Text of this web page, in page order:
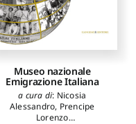
Museo nazionale
Emigrazione Italiana
a cura di: Nicosia
Alessandro, Prencipe
Lorenzo